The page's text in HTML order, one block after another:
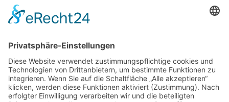
Vogue Vintage
Herren
Accessoires
Einzelschnittmuster Burda
Tops
Kleider
Röcke & Hosen
Homewear
Jacken & Mäntel